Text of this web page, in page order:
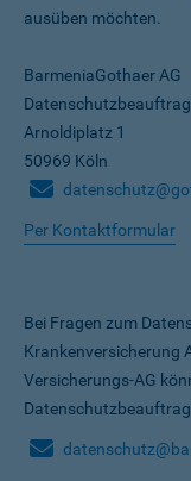
ausüben möchten.
BarmeniaGothaer AG
Arnoldiplatz 1
50969 Köln
Per Kontaktformular
Bei Fragen zum
Krankenversicherung
Versicherungs-AG